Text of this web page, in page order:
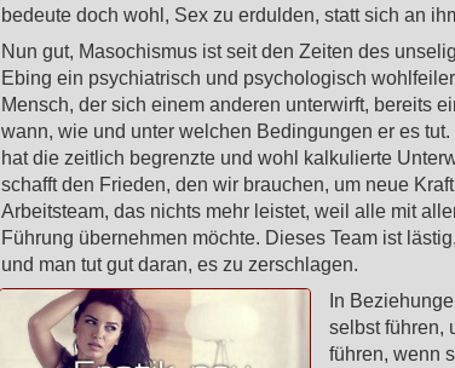
bedeute doch wohl, Sex zu erdulden, statt sich an
Nun gut, Masochismus ist seit den Zeiten des
Ebing ein psychiatrisch und psychologisch
Mensch, der sich einem anderen unterwirft, bereits
wann, wie und unter welchen Bedingungen er es
hat die zeitlich begrenzte und wohl kalkulierte
schafft den Frieden, den wir brauchen, um neue
Arbeitsteam, das nichts mehr leistet, weil alle mit
Führung übernehmen möchte. Dieses Team ist
und man tut gut daran, es zu zerschlagen.
In
selbst führen,
führen, wenn